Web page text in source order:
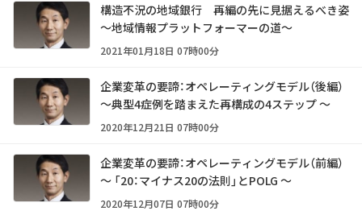
構造不況の地域銀行 再編の先に見据えるべき姿
～地域情報プラットフォーマーの道～
2021年01月18日 07時00分
企業変革の要諦：オペレーティングモデル（後編）
～典型4症例を踏まえた再構成の4ステップ ～
2020年12月21日 07時00分
企業変革の要諦：オペレーティングモデル（前編）
～ 「20：マイナス20の法則」とPOLG ～
2020年12月07日 07時00分